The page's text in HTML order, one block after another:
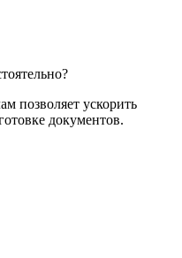
позволяет ускорить
документов.